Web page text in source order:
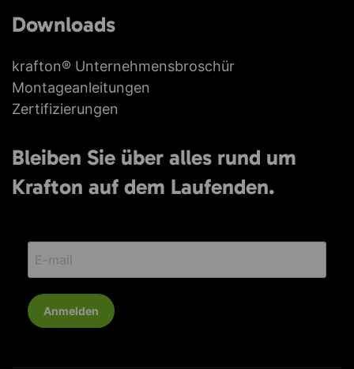
Downloads
krafton® Unternehmensbroschür
Montageanleitungen
Zertifizierungen
Bleiben Sie über alles rund um
Krafton auf dem Laufenden.
Anmelden